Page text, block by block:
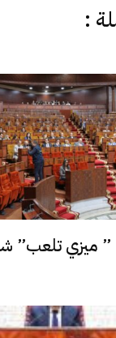
:
ميزي تلعب”